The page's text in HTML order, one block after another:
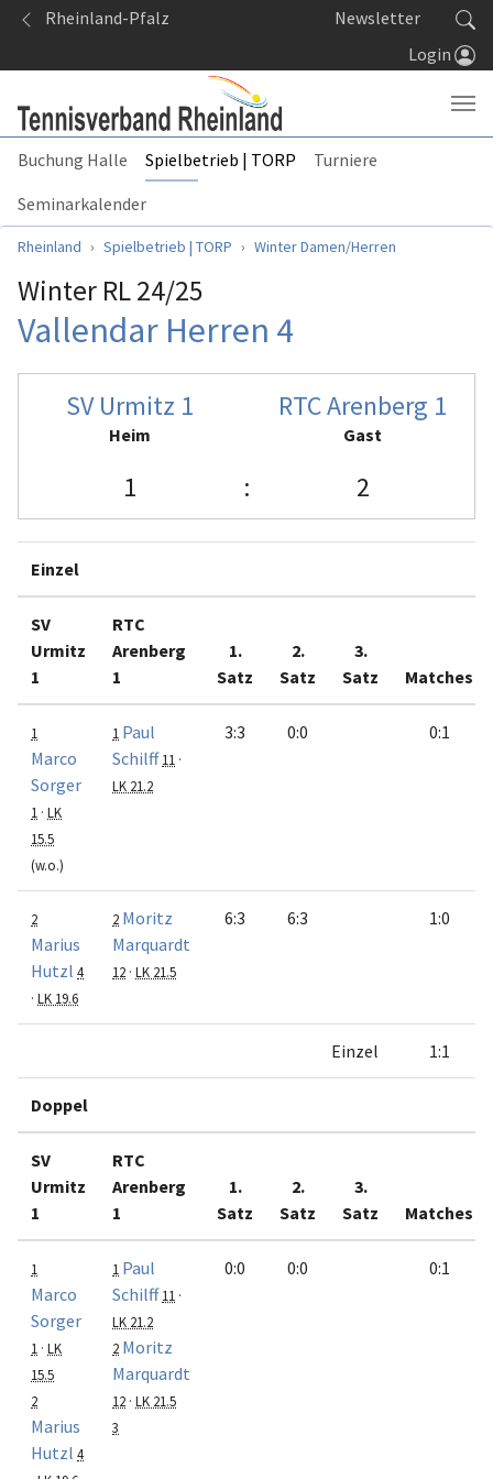
Springe zum Seiteninhalt
Rheinland-Pfalz
Newsletter
Login
Buchung Halle Spielbetrieb | TORP
Turniere
Seminarkalender
Sie sind hier:
Rheinland Spielbetrieb | TORP Winter Damen/Herren
Winter RL 24/25
Vallendar Herren 4
SV Urmitz 1
Heim
RTC Arenberg 1
Gast
1 : 2
Einzel
SV
Urmitz
1
RTC
Arenberg
1
1.
Satz
2.
Satz
3.
Satz
Matches
1
Marco
Sorger
1 · LK
15.5
(w.o.)
1 Paul
Schilff 11 ·
LK 21.2
3:3 0:0 0:1
2
Marius
Hutzl 4
· LK 19.6
2 Moritz
Marquardt
12 · LK 21.5
6:3 6:3 1:0
Einzel 1:1
Doppel
SV
Urmitz
1
RTC
Arenberg
1
1.
Satz
2.
Satz
3.
Satz
Matches
1
Marco
Sorger
1 · LK
15.5
2
Marius
Hutzl 4
1 Paul
Schilff 11 ·
LK 21.2
2 Moritz
Marquardt
12 · LK 21.5
3
0:0 0:0 0:1